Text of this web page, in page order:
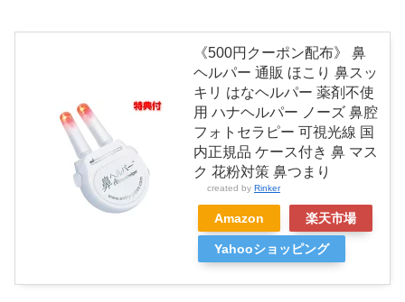
《500円クーポン配布》 鼻
ヘルパー 通販 ほこり 鼻スッ
キリ はなヘルパー 薬剤不使
用 ハナヘルパー ノーズ 鼻腔
フォトセラピー 可視光線 国
内正規品 ケース付き 鼻 マス
ク 花粉対策 鼻つまり
created by Rinker
Amazon 楽天市場
Yahooショッピング